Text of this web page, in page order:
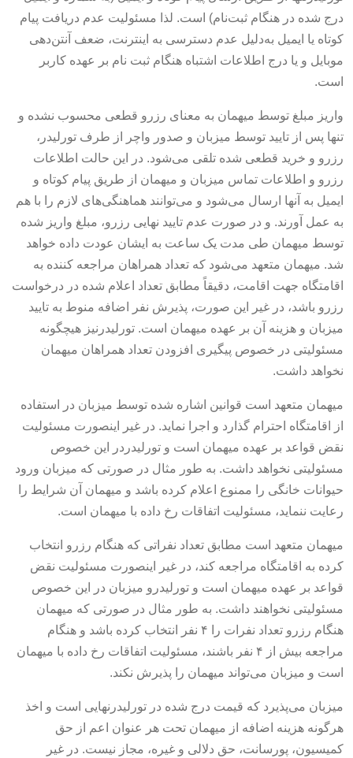
درج شده در هنگام ثبت‌نام) است. لذا مسئولیت عدم دریافت پیام
کوتاه یا ایمیل به‌دلیل عدم دسترسی به اینترنت، ضعف آنتن‌دهی
موبایل و یا درج اطلاعات اشتباه هنگام ثبت نام بر عهده کاربر
است.
واریز مبلغ توسط میهمان به معنای رزرو قطعی محسوب نشده و
تنها پس از تایید توسط میزبان و صدور واچر از طرف تورلیدر،
رزرو و خرید قطعی شده تلقی می‌شود. در این حالت اطلاعات
رزرو و اطلاعات تماس میزبان و میهمان از طریق پیام کوتاه و
ایمیل به آنها ارسال می‌شود و می‌توانند هماهنگی‌های لازم را با هم
به عمل آورند. و در صورت عدم تایید نهایی رزرو، مبلغ واریز شده
توسط میهمان طی مدت یک ساعت به ایشان عودت داده خواهد
شد. میهمان متعهد می‌شود که تعداد همراهان مراجعه کننده به
اقامتگاه جهت اقامت، دقیقاً مطابق تعداد اعلام شده در درخواست
رزرو باشد، در غیر این صورت، پذیرش نفر اضافه منوط به تایید
میزبان و هزینه آن بر عهده میهمان است. تورلیدرنیز هیچگونه
مسئولیتی در خصوص پیگیری افزودن تعداد همراهان میهمان
نخواهد داشت.
میهمان متعهد است قوانین اشاره شده توسط میزبان در استفاده
از اقامتگاه احترام گذارد و اجرا نماید. در غیر اینصورت مسئولیت
نقض قواعد بر عهده میهمان است و تورلیدردر این خصوص
مسئولیتی نخواهد داشت. به طور مثال در صورتی که میزبان ورود
حیوانات خانگی را ممنوع اعلام کرده باشد و میهمان آن شرایط را
رعایت ننماید، مسئولیت اتفاقات رخ داده با میهمان است.
میهمان متعهد است مطابق تعداد نفراتی که هنگام رزرو انتخاب
کرده به اقامتگاه مراجعه کند، در غیر اینصورت مسئولیت نقض
قواعد بر عهده میهمان است و تورلیدرو میزبان در این خصوص
مسئولیتی نخواهند داشت. به طور مثال در صورتی که میهمان
هنگام رزرو تعداد نفرات را ۴ نفر انتخاب کرده باشد و هنگام
مراجعه بیش از ۴ نفر باشند، مسئولیت اتفاقات رخ داده با میهمان
است و میزبان می‌تواند میهمان را پذیرش نکند.
میزبان می‌پذیرد که قیمت درج شده در تورلیدرنهایی است و اخذ
هرگونه هزینه اضافه از میهمان تحت هر عنوان اعم از حق
کمیسیون، پورسانت، حق دلالی و غیره، مجاز نیست. در غیر